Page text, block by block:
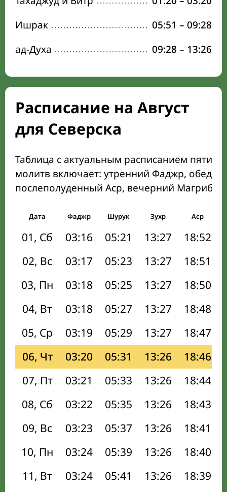
Ишрак
05:51 – 09:28
ад-Духа
09:28 – 13:26
Расписание на Август
для Северска
Таблица с актуальным расписанием пяти
молитв включает: утренний Фаджр,
послеполуденный Аср, вечерний Магриб
Дата Фаджр Шурук Зухр Аср
01, Сб 03:16 05:21 13:27 18:52
02, Вс
03:17 05:23 13:27 18:51
03, Пн
03:18 05:25 13:27 18:50
04, Вт
03:18 05:27 13:27 18:48
05, Ср
03:19 05:29 13:27 18:47
06, Чт
03:20 05:31 13:26 18:46
07, Пт
03:21 05:33 13:26 18:44
08, Сб
03:22 05:35 13:26 18:43
09, Вс
03:23 05:37 13:26 18:41
10, Пн
03:24 05:39 13:26 18:40
11, Вт
03:24 05:41 13:26 18:39